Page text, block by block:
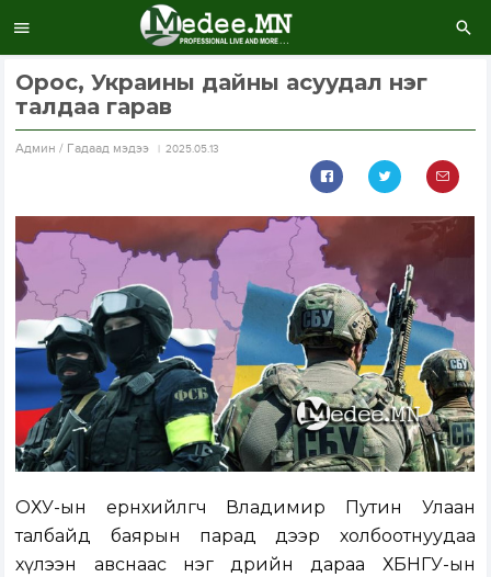
Орос, Украины дайны асуудал нэг
талдаа гарав
Aдмин / Гадаад мэдээ 2025.05.13
ОХУ-ын ерөнхийлөгч Владимир Путин Улаан
талбайд баярын парад дээр холбоотнуудаа
хүлээн авснаас нэг өдрийн дараа ХБНГУ-ын